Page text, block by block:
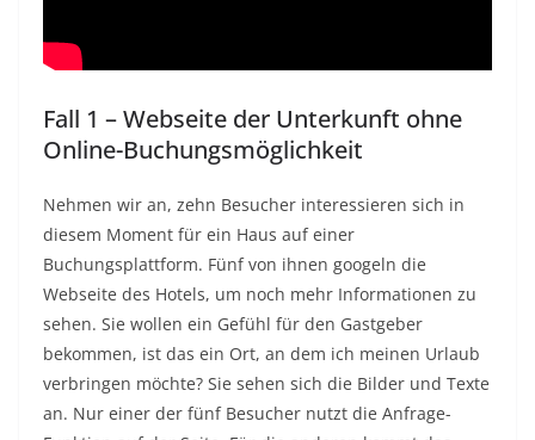
Fall 1 – Webseite der Unterkunft ohne
Online-Buchungsmöglichkeit
Nehmen wir an, zehn Besucher interessieren sich in
diesem Moment für ein Haus auf einer
Buchungsplattform. Fünf von ihnen googeln die
Webseite des Hotels, um noch mehr Informationen zu
sehen. Sie wollen ein Gefühl für den Gastgeber
bekommen, ist das ein Ort, an dem ich meinen Urlaub
verbringen möchte? Sie sehen sich die Bilder und Texte
an. Nur einer der fünf Besucher nutzt die Anfrage-